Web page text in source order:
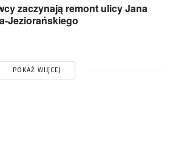
zaczynają remont ulicy Jana
Jeziorańskiego
POKAŻ WIĘCEJ